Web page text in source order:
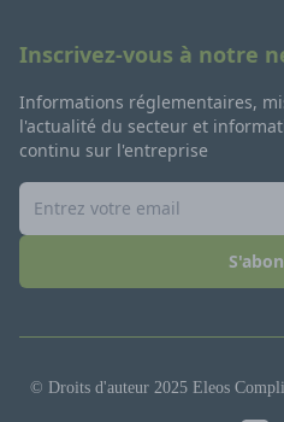
Inscrivez-vous à notre
Informations réglementaires,
l'actualité du secteur et
continu sur l'entreprise
© Droits d'auteur 2025 Eleos